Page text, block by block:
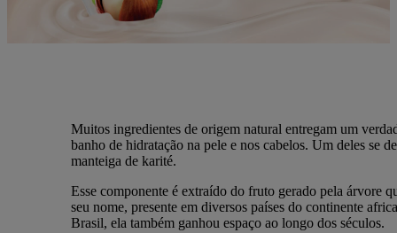
Muitos ingredientes de origem natural entregam um
banho de hidratação na pele e nos cabelos. Um deles se
manteiga de karité.
Esse componente é extraído do fruto gerado pela árvore
seu nome, presente em diversos países do continente
Brasil, ela também ganhou espaço ao longo dos séculos.